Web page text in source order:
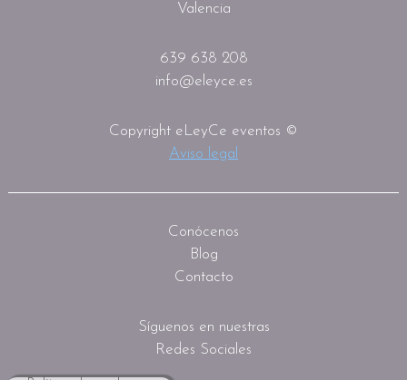
Valencia
639 638 208
info@eleyce.es
Copyright eLeyCe eventos ©
Aviso legal
Conócenos
Blog
Contacto
Síguenos en nuestras
Redes Sociales